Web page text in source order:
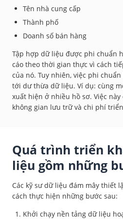
Tên nhà cung cấp
Thành phố
Doanh số bán hàng
Tập hợp dữ liệu được phi chuẩn
cáo theo thời gian thực vì cách
của nó. Tuy nhiên, việc phi
tới dư thừa dữ liệu. Ví dụ: cùng
xuất hiện ở nhiều hồ sơ. Việc
không gian lưu trữ và chi phí
Quá trình triển
liệu gồm những
Các kỹ sư dữ liệu đám mây thiết
cách thực hiện những bước sau:
Khởi chạy nền tảng dữ liệu